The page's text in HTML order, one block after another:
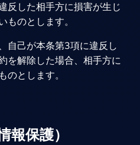
反した相手方に損害が生じ
のとします。
自己が本条第3項に違反し
を解除した場合、相手方に
とします。
報保護）